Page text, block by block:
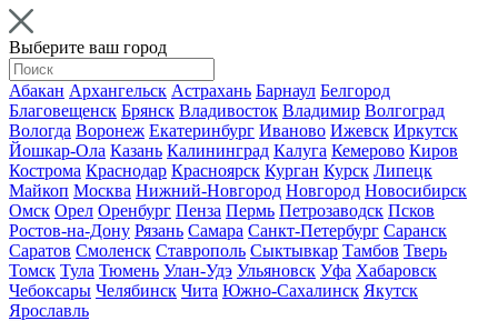
Выберите ваш город
Абакан Архангельск Астрахань Барнаул Белгород
Благовещенск Брянск Владивосток Владимир Волгоград
Вологда Воронеж Екатеринбург Иваново Ижевск Иркутск
Йошкар-Ола Казань Калининград Калуга Кемерово Киров
Кострома Краснодар Красноярск Курган Курск Липецк
Майкоп Москва Нижний-Новгород Новгород Новосибирск
Омск Орел Оренбург Пенза Пермь Петрозаводск Псков
Ростов-на-Дону Рязань Самара Санкт-Петербург Саранск
Саратов Смоленск Ставрополь Сыктывкар Тамбов Тверь
Томск Тула Тюмень Улан-Удэ Ульяновск Уфа Хабаровск
Чебоксары Челябинск Чита Южно-Сахалинск Якутск
Ярославль